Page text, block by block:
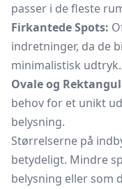
passer i de fleste
Firkantede Spots:
indretninger, da de
minimalistisk udtryk.
Ovale og
behov for et unikt
belysning.
Størrelserne på
betydeligt. Mindre
belysning eller som